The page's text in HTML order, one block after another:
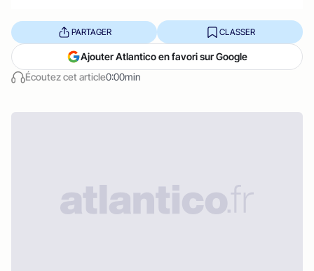
Écoutez cet article0:00min
PARTAGER CLASSER
Ajouter Atlantico en favori sur Google